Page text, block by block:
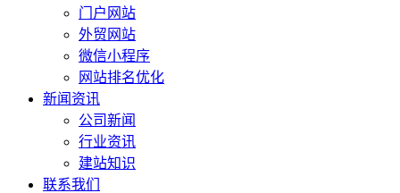
门户网站
外贸网站
微信小程序
网站排名优化
新闻资讯
公司新闻
行业资讯
建站知识
联系我们